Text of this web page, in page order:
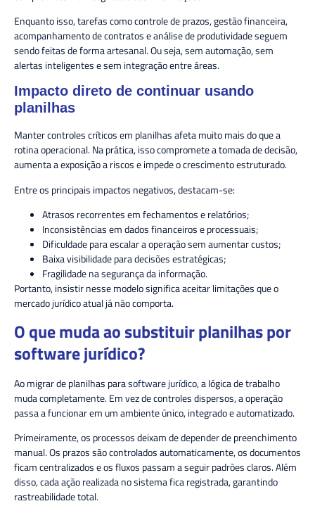
Enquanto isso, tarefas como controle de prazos, gestão financeira,
acompanhamento de contratos e análise de produtividade seguem
sendo feitas de forma artesanal. Ou seja, sem automação, sem
alertas inteligentes e sem integração entre áreas.
Impacto direto de continuar usando
planilhas
Manter controles críticos em planilhas afeta muito mais do que a
rotina operacional. Na prática, isso compromete a tomada de decisão,
aumenta a exposição a riscos e impede o crescimento estruturado.
Entre os principais impactos negativos, destacam-se:
Atrasos recorrentes em fechamentos e relatórios;
Inconsistências em dados financeiros e processuais;
Dificuldade para escalar a operação sem aumentar custos;
Baixa visibilidade para decisões estratégicas;
Fragilidade na segurança da informação.
Portanto, insistir nesse modelo significa aceitar limitações que o
mercado jurídico atual já não comporta.
O que muda ao substituir planilhas por
software jurídico?
Ao migrar de planilhas parasoftware jurídico, a lógica de trabalho
muda completamente. Em vez de controles dispersos, a operação
passa a funcionar em um ambiente único, integrado e automatizado.
Primeiramente, os processos deixam de depender de preenchimento
manual. Os prazos são controlados automaticamente, os documentos
ficam centralizados e os fluxos passam a seguir padrões claros. Além
disso, cada ação realizada no sistema fica registrada, garantindo
rastreabilidade total.